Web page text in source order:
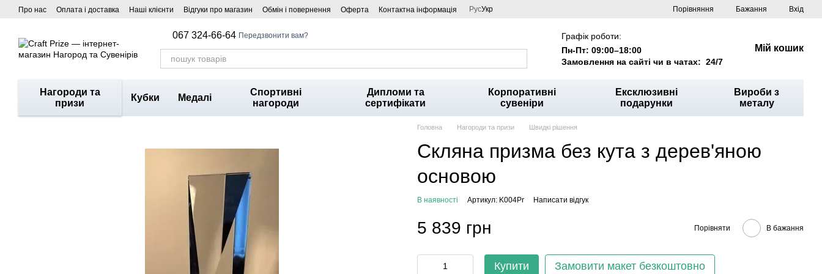
Перейти до основного контенту
Про нас Оплата і доставка Наші клієнти Відгуки про магазин Обмін і повернення Оферта Контактна інформація РусУкр Порівняння Бажання Вхід
067 324-66-64 Передзвонити вам?
Графік роботи:
Пн-Пт: 09:00–18:00
Замовлення на сайті чи в чатах: 24/7
Мій кошик
Нагороди та
призи
Кубки Медалі
Спортивні
нагороди
Дипломи та
сертифікати
Корпоративні
сувеніри
Ексклюзивні
подарунки
Вироби з
металу
Головна Нагороди та призи Швидкі рішення
Скляна призма без кута з дерев'яною
основою
В наявності Артикул: K004Pr Написати відгук
5 839 грн Порівняти В бажання
Купити Замовити макет безкоштовно